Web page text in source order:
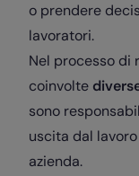
o prendere
lavoratori.
Nel processo di
coinvolte
sono
uscita dal
azienda.